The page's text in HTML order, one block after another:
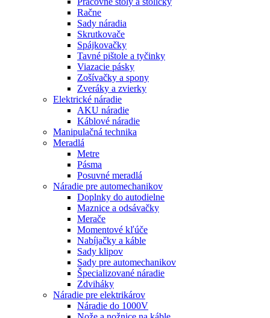
Račne
Sady náradia
Skrutkovače
Spájkovačky
Tavné pištole a tyčinky
Viazacie pásky
Zošívačky a spony
Zveráky a zvierky
Elektrické náradie
AKU náradie
Káblové náradie
Manipulačná technika
Meradlá
Metre
Pásma
Posuvné meradlá
Náradie pre automechanikov
Doplnky do autodielne
Maznice a odsávačky
Merače
Momentové kľúče
Nabíjačky a káble
Sady klipov
Sady pre automechanikov
Špecializované náradie
Zdviháky
Náradie pre elektrikárov
Náradie do 1000V